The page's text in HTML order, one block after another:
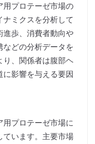
用プロテーゼ市場の
ミクスを分析して
進歩、消費者動向や
どの分析データを
り、関係者は腹部ヘ
影響を与える要因
プロテーゼ市場に
ています。主要市場